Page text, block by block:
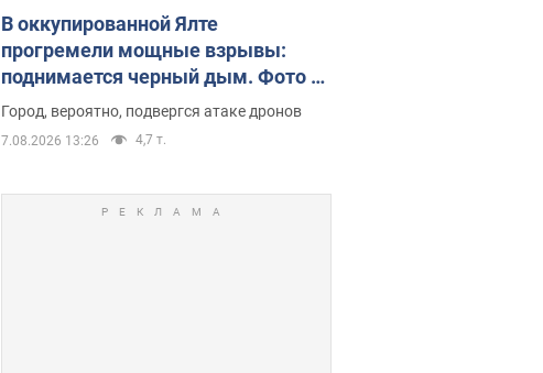
В оккупированной Ялте
прогремели мощные взрывы:
поднимается черный дым. Фото и
видео
Город, вероятно, подвергся атаке дронов
7.08.2026 13:26 4,7 т.